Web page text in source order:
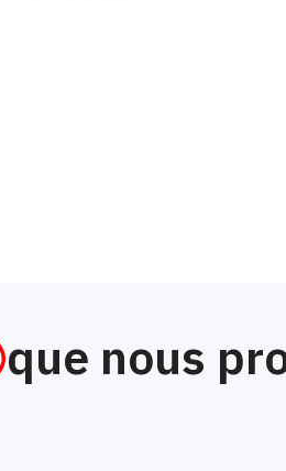
que nous